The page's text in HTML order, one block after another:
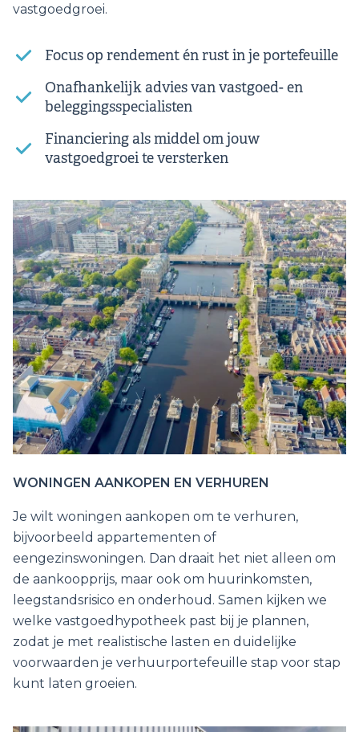
vastgoedgroei.
Focus op rendement én rust in je portefeuille
Onafhankelijk advies van vastgoed- en
beleggingsspecialisten
Financiering als middel om jouw
vastgoedgroei te versterken
WONINGEN AANKOPEN EN VERHUREN
Je wilt woningen aankopen om te verhuren,
bijvoorbeeld appartementen of
eengezinswoningen. Dan draait het niet alleen om
de aankoopprijs, maar ook om huurinkomsten,
leegstandsrisico en onderhoud. Samen kijken we
welke vastgoedhypotheek past bij je plannen,
zodat je met realistische lasten en duidelijke
voorwaarden je verhuurportefeuille stap voor stap
kunt laten groeien.